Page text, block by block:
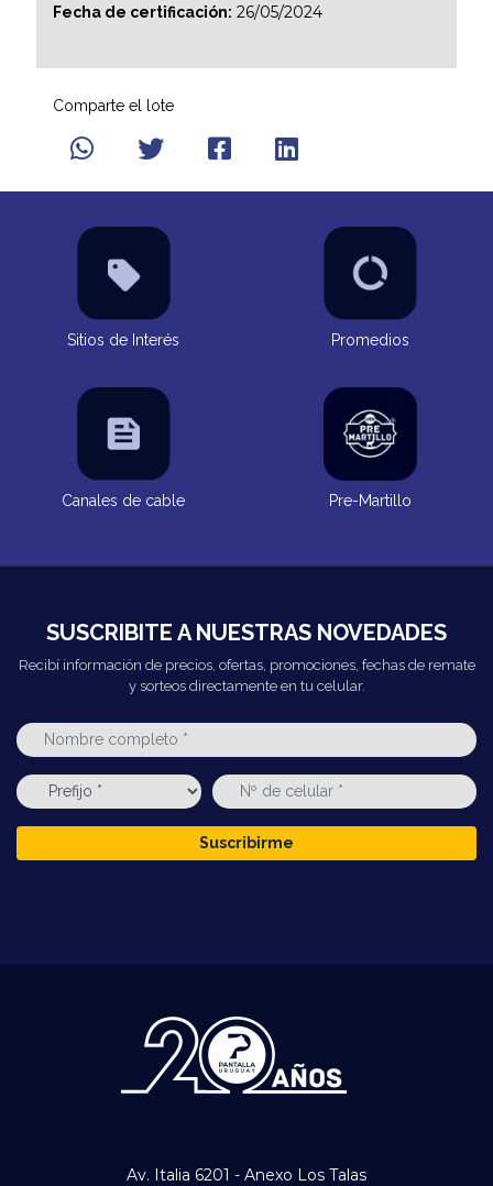
Fecha de certificación: 26/05/2024
Comparte el lote
Sitios de Interés Promedios
Canales de cable Pre-Martillo
SUSCRIBITE A NUESTRAS NOVEDADES
Recibí información de precios, ofertas, promociones, fechas de remate
y sorteos directamente en tu celular.
Suscribirme
Av. Italia 6201 - Anexo Los Talas